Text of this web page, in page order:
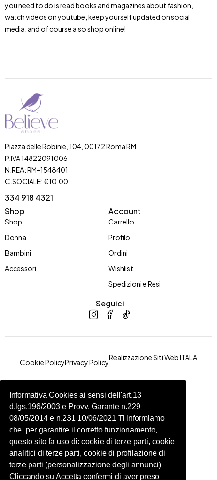
Informativa Cookies ai sensi dell'art.13
d.lgs.196/2003 e Provv. Garante n.229
08/05/2014 e n.231 10/06/2021 Ti informiamo
che, per garantire il corretto funzionamento,
questo sito fa uso di: cookie di terze parti, cookie
analitici di terze parti, cookie di profilazione di
terze parti (personalizzazione degli annunci)
Cliccando su Accetta confermi di aver preso
you need to do is read books and magazines about fashion,
watch videos on youtube, keep yourself updated on social
media, and of course also shop online!
Piazza delle Robinie, 104, 00172 Roma RM
P.IVA 14822091006
N.REA: RM-1548401
C.SOCIALE: €10,00
334 918 4321
Shop
Shop
Donna
Bambini
Accessori
Account
Carrello
Profilo
Ordini
Wishlist
Spedizioni e Resi
Seguici
Cookie PolicyPrivacy Policy
Realizzazione Siti WebITALA